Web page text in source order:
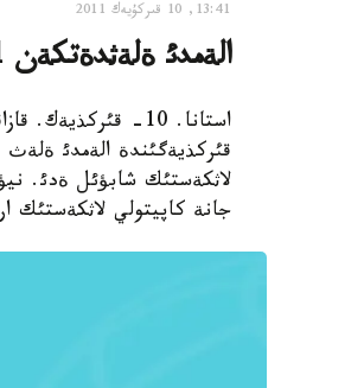
13:41, 10 قىركۇيەك 2011
الةمدئ ةلةثدةتكةن 11- قئركذيةك وقيعاسئنئث قذپياسئ قاشان اشئلادئ؟
قئركذيةگئندة الةمدئ
لاثكةستئك شابؤئل ةدئ.
جانة كاپيتولي لاثكةستئك